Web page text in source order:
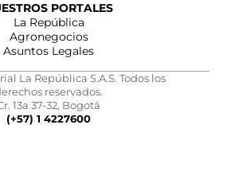
PORTALES
La República
Agronegocios
Asuntos Legales
La República S.A.S. Todos los
reservados.
13a 37-32, Bogotá
(+57) 1 4227600